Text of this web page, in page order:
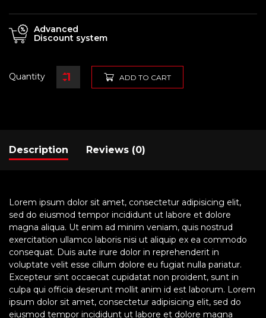
Advanced
Discount system
Quantity ADD TO CART
Description Reviews (0)
Lorem ipsum dolor sit amet, consectetur adipisicing elit,
sed do eiusmod tempor incididunt ut labore et dolore
magna aliqua. Ut enim ad minim veniam, quis nostrud
exercitation ullamco laboris nisi ut aliquip ex ea commodo
consequat. Duis aute irure dolor in reprehenderit in
voluptate velit esse cillum dolore eu fugiat nulla pariatur.
Excepteur sint occaecat cupidatat non proident, sunt in
culpa qui officia deserunt mollit anim id est laborum. Lorem
ipsum dolor sit amet, consectetur adipisicing elit, sed do
eiusmod tempor incididunt ut labore et dolore magna